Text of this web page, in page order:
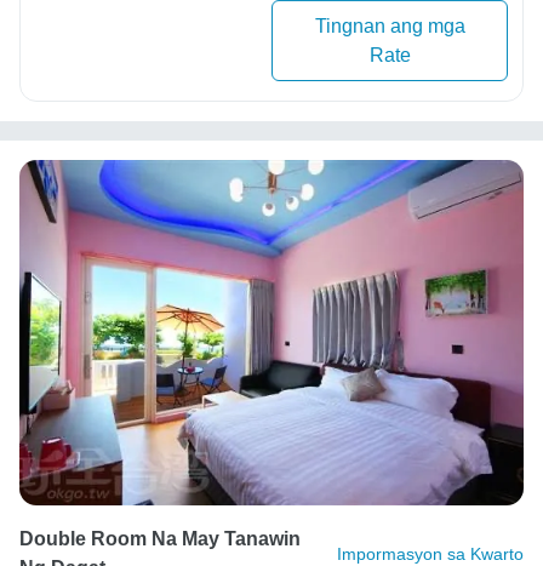
Tingnan ang mga
Rate
Double Room Na May Tanawin
Impormasyon sa Kwarto